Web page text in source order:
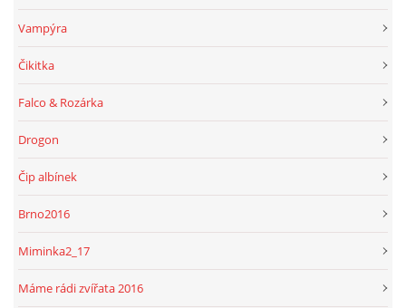
Vampýra
Čikitka
Falco & Rozárka
Drogon
Čip albínek
Brno2016
Miminka2_17
Máme rádi zvířata 2016